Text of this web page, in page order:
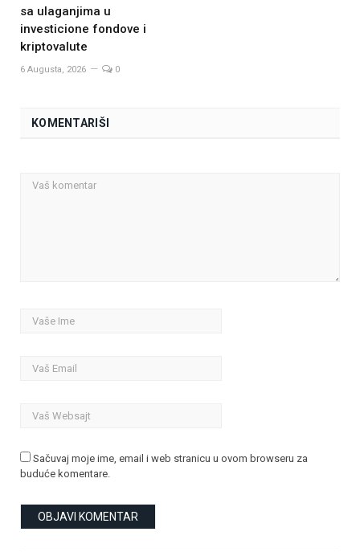
sa ulaganjima u
investicione fondove i
kriptovalute
6 Augusta, 2026 0
KOMENTARIŠI
Sačuvaj moje ime, email i web stranicu u ovom browseru za
buduće komentare.